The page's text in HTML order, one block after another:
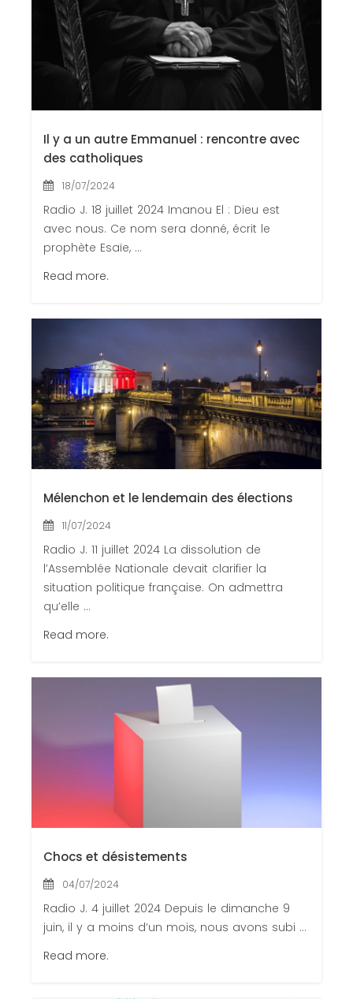
Il y a un autre Emmanuel : rencontre avec
des catholiques
18/07/2024
Radio J. 18 juillet 2024 Imanou El : Dieu est
avec nous. Ce nom sera donné, écrit le
prophète Esaïe, ...
Read more.
Mélenchon et le lendemain des élections
11/07/2024
Radio J. 11 juillet 2024 La dissolution de
l’Assemblée Nationale devait clarifier la
situation politique française. On admettra
qu’elle ...
Read more.
Chocs et désistements
04/07/2024
Radio J. 4 juillet 2024 Depuis le dimanche 9
juin, il y a moins d’un mois, nous avons subi ...
Read more.